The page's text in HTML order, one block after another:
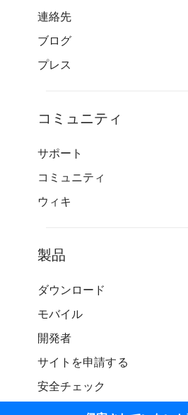
連絡先
ブログ
プレス
コミュニティ
サポート
コミュニティ
ウィキ
製品
ダウンロード
モバイル
開発者
サイトを申請する
安全チェック